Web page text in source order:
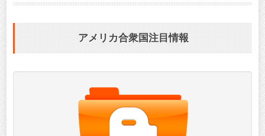
アメリカ合衆国注目情報